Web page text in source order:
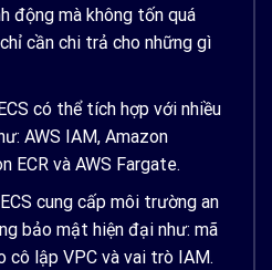
động mà không tốn quá
cần chi trả cho những gì
có thể tích hợp với nhiều
AWS IAM, Amazon
ECR và AWS Fargate.
cung cấp môi trường an
bảo mật hiện đại như: mã
cô lập VPC và vai trò IAM.